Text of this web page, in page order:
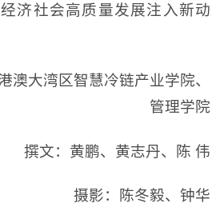
济社会高质量发展注入新动
澳大湾区智慧冷链产业学院、
管理学院
撰文：黄鹏、黄志丹、陈 伟
摄影：陈冬毅、钟华